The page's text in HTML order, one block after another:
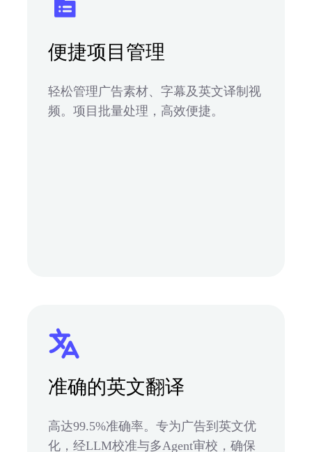
便捷项目管理
轻松管理广告素材、字幕及英文译制视
频。项目批量处理，高效便捷。
准确的英文翻译
高达99.5%准确率。专为广告到英文优
化，经LLM校准与多Agent审校，确保